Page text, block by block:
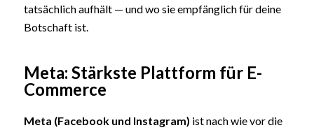
tatsächlich aufhält — und wo sie empfänglich für deine
Botschaft ist.
Meta: Stärkste Plattform für E-
Commerce
Meta (Facebookund Instagram) ist nach wie vor die